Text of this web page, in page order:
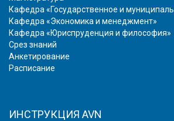
Кафедра «Государственное и
Кафедра «Экономика и менеджмент»
Кафедра «Юриспруденция и философия»
Срез знаний
Анкетирование
Расписание
ИНСТРУКЦИЯ AVN